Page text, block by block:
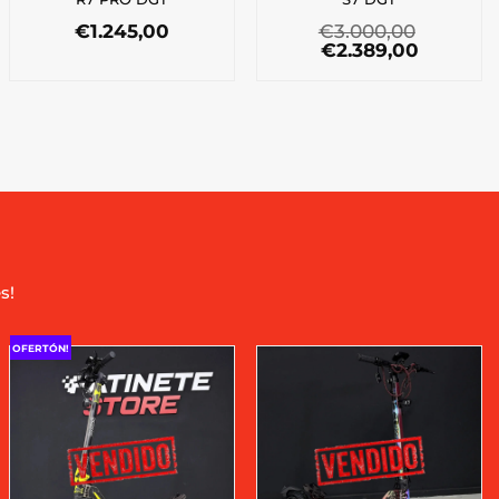
€1.245,00 €3.000,00
El
€2.389,00El
OFERTÓN!